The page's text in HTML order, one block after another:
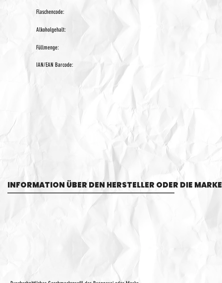
Flaschencode:
Alkoholgehalt:
Füllmenge:
IAN/EAN Barcode:
INFORMATION ÜBER DEN HERSTELLER ODER DIE MARKE